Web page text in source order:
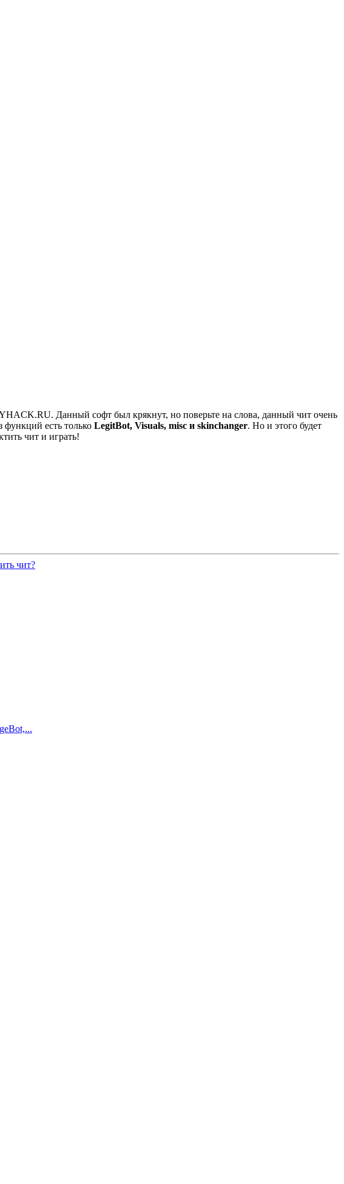
Данный софт был крякнут, но поверьте на слова, данный чит очень
есть только LegitBot, Visuals, misc и skinchanger. Но и этого будет
чит и играть!
чит?